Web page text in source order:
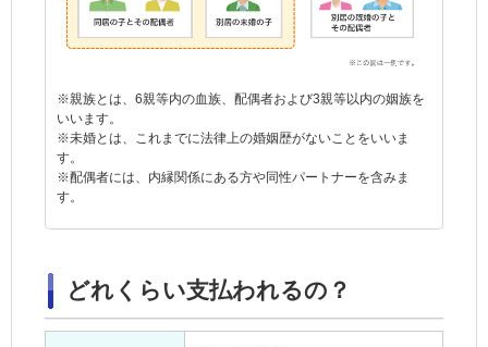
※親族とは、6親等内の血族、配偶者および3親等以内の姻族を
いいます。
※未婚とは、これまでに法律上の婚姻歴がないことをいいま
す。
※配偶者には、内縁関係にある方や同性パートナーを含みま
す。
どれくらい支払われるの？